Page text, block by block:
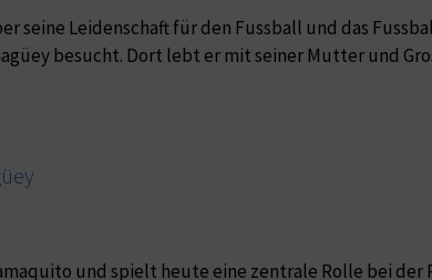
seine Leidenschaft für den Fussball und das
besucht. Dort lebt er mit seiner Mutter und
und spielt heute eine zentrale Rolle bei